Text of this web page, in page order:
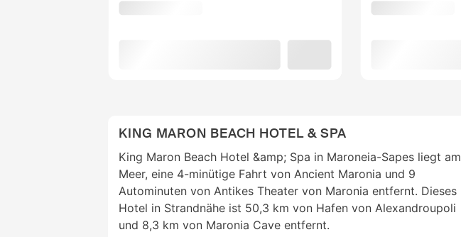
KING MARON BEACH HOTEL & SPA
King Maron Beach Hotel &amp; Spa in Maroneia-Sapes liegt am
Meer, eine 4-minütige Fahrt von Ancient Maronia und 9
Autominuten von Antikes Theater von Maronia entfernt. Dieses
Hotel in Strandnähe ist 50,3 km von Hafen von Alexandroupoli
und 8,3 km von Maronia Cave entfernt.